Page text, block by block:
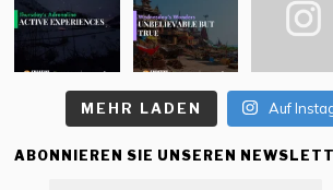
MEHR LADEN Auf
ABONNIEREN SIE UNSEREN